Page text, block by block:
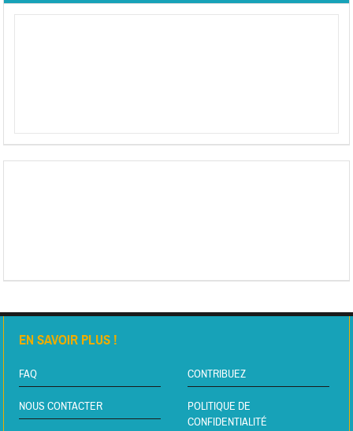
EN SAVOIR PLUS !
FAQ CONTRIBUEZ
NOUS CONTACTER
POLITIQUE DE
CONFIDENTIALITÉ